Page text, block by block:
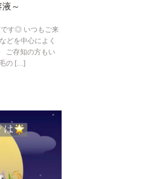
～
です◎ いつもご来
どを中心によく
ご存知の方もい
の […]